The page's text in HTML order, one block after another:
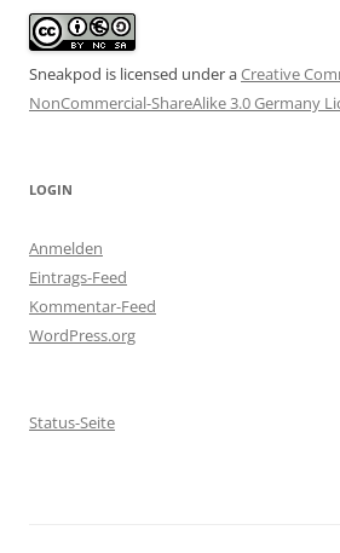
Sneakpod is licensed under aCreative
NonCommercial-ShareAlike 3.0 Germany
LOGIN
Anmelden
Eintrags-Feed
Kommentar-Feed
WordPress.org
Status-Seite